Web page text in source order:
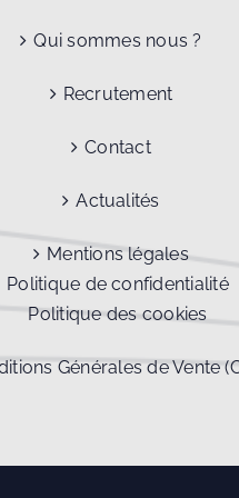
Qui sommes nous ?
Recrutement
Contact
Actualités
Mentions légales
Politique de confidentialité
Politique des cookies
Générales de Vente